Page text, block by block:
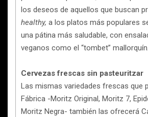
los deseos de aquellos que buscan
healthy, a los platos más populares
una pátina más saludable, con
veganos como el “tombet” mallorquín.
Cervezas frescas sin pasteuritzar
Las mismas variedades frescas que
Fábrica -Moritz Original, Moritz 7,
Moritz Negra- también las ofrecerá